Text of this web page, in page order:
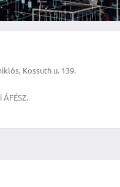
számára érhető el,
Kossuth u. 139.